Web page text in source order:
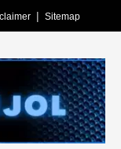
Sitemap